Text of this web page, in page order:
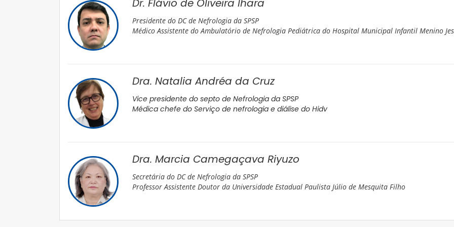
Dr. Flávio de Oliveira Ihara
Presidente do DC de Nefrologia da SPSP
Médico Assistente do Ambulatório de Nefrologia Pediátrica do Hospital Municipal Infantil Menino
Dra. Natalia Andréa da Cruz
Vice presidente do septo de Nefrologia da SPSP
Médica chefe do Serviço de nefrologia e diálise do Hidv
Dra. Marcia Camegaçava Riyuzo
Secretária do DC de Nefrologia da SPSP
Professor Assistente Doutor da Universidade Estadual Paulista Júlio de Mesquita Filho